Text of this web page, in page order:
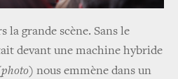
la grande scène. Sans le
devant une machine hybride
photo) nous emmène dans un